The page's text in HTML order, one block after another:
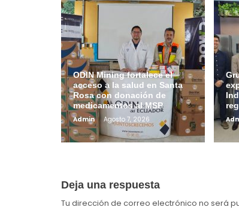
ODIN Mining fortalece el
acceso a la salud en Santa
Rosa con donación de
medicamentos al MSP
Admin Agosto 7, 2026
Deja una respuesta
Tu dirección de correo electrónico no será